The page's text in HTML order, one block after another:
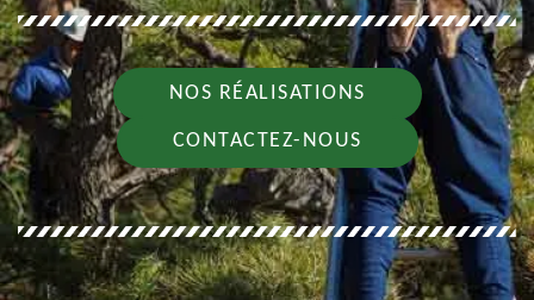
NOS RÉALISATIONS
CONTACTEZ-NOUS